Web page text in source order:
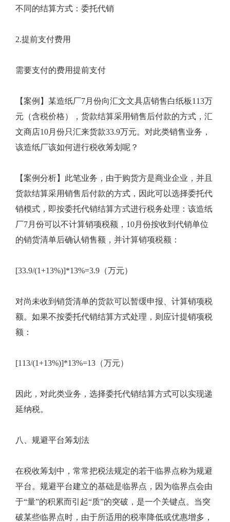
不同的结算方式：委托代销
2.提前支付费用
需要支付的费用提前支付
【案例】某造纸厂7月份向汇文文具店销售白纸板113万
元（含税价格），货款结算采用销售后付款的方式，汇
文商店10月份只汇来货款33.9万元。对此类销售业务，
该造纸厂该如何进行税收筹划呢？
【案例分析】此笔业务，由于购货方是商业企业，并且
货款结算采用销售后付款的方式，因此可以选择委托代
销模式，即按委托代销结算方式进行税务处理：该造纸
厂7月份可以不计算销项税额，10月份按收到代销单位
的销货清单后确认销售额，并计算销项税额：
[33.9/(1+13%)]*13%=3.9（万元）
对尚未收到销货清单的货款可以暂缓申报、计算销项税
额。如果不按委托代销结算方式处理，则应计提销项税
额：
[113/(1+13%)]*13%=13（万元）
因此，对此类业务，选择委托代销结算方式可以实现递
延纳税。
八、规避平台筹划法
在税收筹划中，常常把税法规定的若干临界点称为规避
平台。规避平台建立的基础是临界点，因为临界点会由
于“量”的积累而引起“质”的突破，是一个关键点。当突
破某些临界点时，由于所适用的税率降低或优惠增多，